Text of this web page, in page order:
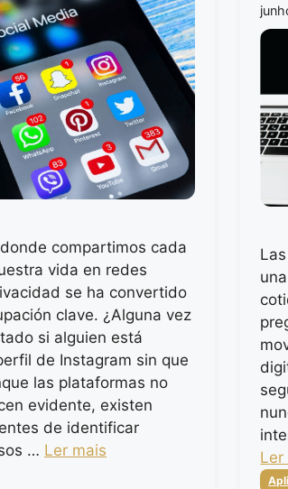
compartimos cada
vida en redes
se ha convertido
clave. ¿Alguna vez
si alguien está
de Instagram sin que
las plataformas no
evidente, existen
de identificar
… Ler mais
Ler